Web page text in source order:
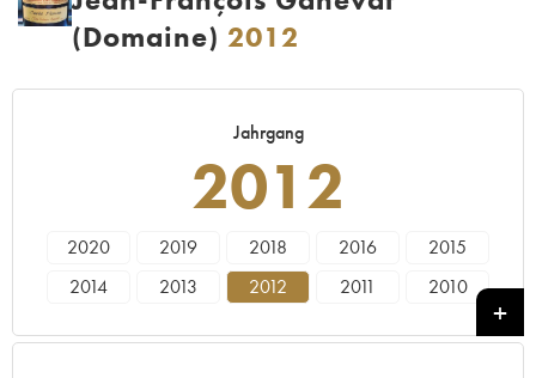
(Domaine) 2012
Jahrgang
2012
2020 2019 2018 2016
2015
2014
2013 2012 2011
2010